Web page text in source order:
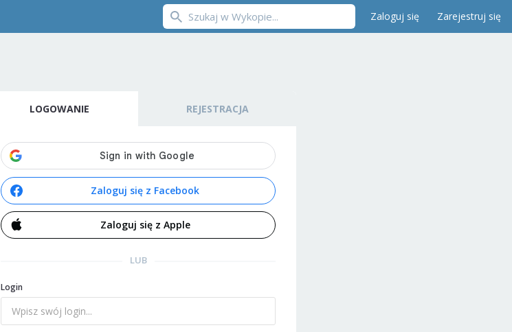
Zaloguj się Zarejestruj się
LOGOWANIE REJESTRACJA
Zaloguj się z Facebook
Zaloguj się z Apple
LUB
Login